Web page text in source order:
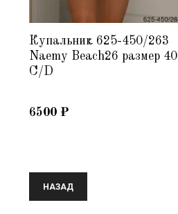
Купальник 625-450/263
Naemy Beach26 размер 40
C/D
6500 ₽
НАЗАД